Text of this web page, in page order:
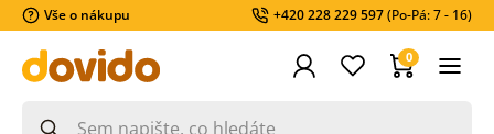
Vše o nákupu +420 228 229 597(Po-Pá: 7 - 16)
0